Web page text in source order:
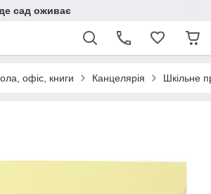
сад оживає
офіс, книги Канцелярія Шкільне